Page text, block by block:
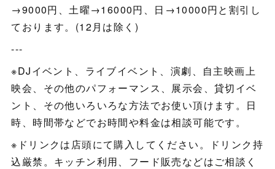
→9000円、土曜→16000円、日→10000円と割引し
ております。(12月は除く)
---
※DJイベント、ライブイベント、演劇、自主映画上
映会、その他のパフォーマンス、展示会、貸切イベ
ント、その他いろいろな方法でお使い頂けます。日
時、時間帯などでお時間や料金は相談可能です。
※ドリンクは店頭にて購入してください。ドリンク持
込厳禁。キッチン利用、フード販売などはご相談く